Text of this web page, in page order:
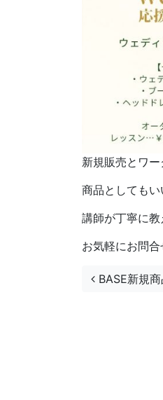
新規販売とワー
商品としてもい
講師が丁寧に教
お気軽にお問合
投稿ナ
BASE新規